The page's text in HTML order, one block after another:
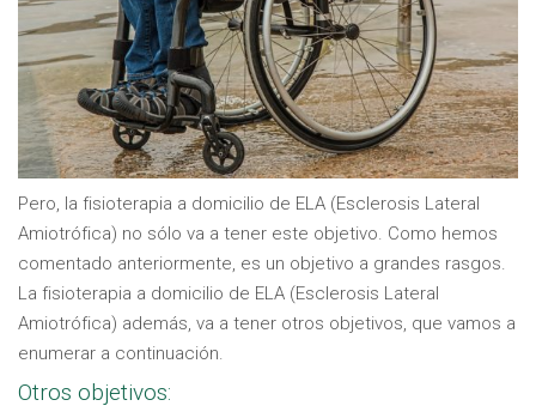
Pero, la fisioterapia a domicilio de ELA (Esclerosis Lateral
Amiotrófica) no sólo va a tener este objetivo. Como hemos
comentado anteriormente, es un objetivo a grandes rasgos.
La fisioterapia a domicilio de ELA (Esclerosis Lateral
Amiotrófica) además, va a tener otros objetivos, que vamos a
enumerar a continuación.
Otros objetivos: